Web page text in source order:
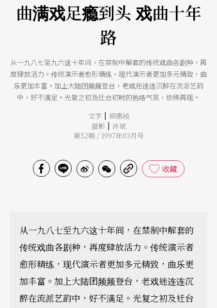
曲满戏足瘾到头 戏曲十年
路
从一九八七至九六这十年间，在禁制中解套的传统戏曲各剧种，再
度肆放活力。传统演示者愈形精练，现代演示者更加多元精致，曲
乐更加丰富。加上大陆团频频登台，老戏迷连连沉醉在流派艺韵
中，好不满足。光复之初及迁台初时的热络气氛，依稀再现。
文字 | 胡惠祯
摄影 | 许斌
第52期 / 1997年03月号
收藏
从一九八七至九六这十年间，在禁制中解套的
传统戏曲各剧种，再度肆放活力。传统演示者
愈形精练，现代演示者更加多元精致，曲乐更
加丰富。加上大陆团频频登台，老戏迷连连沉
醉在流派艺韵中，好不满足。光复之初及迁台